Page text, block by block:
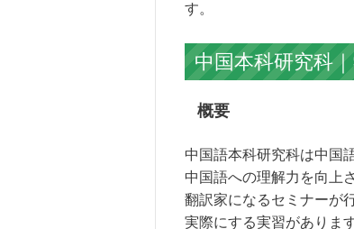
す。
中国本科研究科
概要
中国語本科研究科は中国
中国語への理解力を向上
翻訳家になるセミナーが
実際にする実習があります